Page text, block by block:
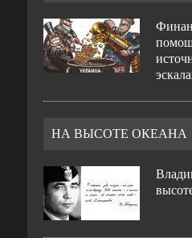
НА ВЫСОТЕ ОКЕАНА